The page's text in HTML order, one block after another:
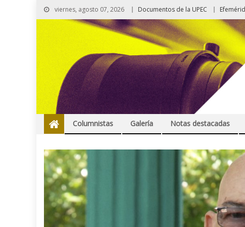
viernes, agosto 07, 2026 Documentos de la UPEC
Columnistas Galería Notas destacadas